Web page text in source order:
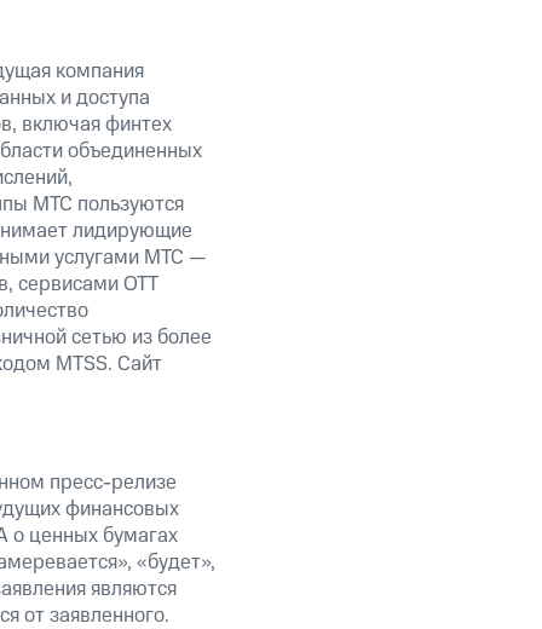
компания
и доступа
включая финтех
объединенных
МТС пользуются
лидирующие
услугами МТС —
сервисами OTT
сетью из более
MTSS. Сайт
пресс-релизе
финансовых
о ценных бумагах
«будет»,
являются
от заявленного.